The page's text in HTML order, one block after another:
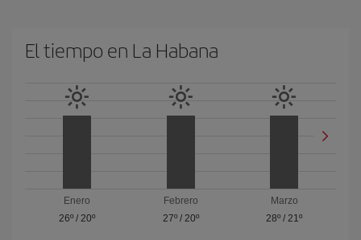
El tiempo en La Habana
Enero
26º/ 20º
Febrero
27º/ 20º
Marzo
28º /21º